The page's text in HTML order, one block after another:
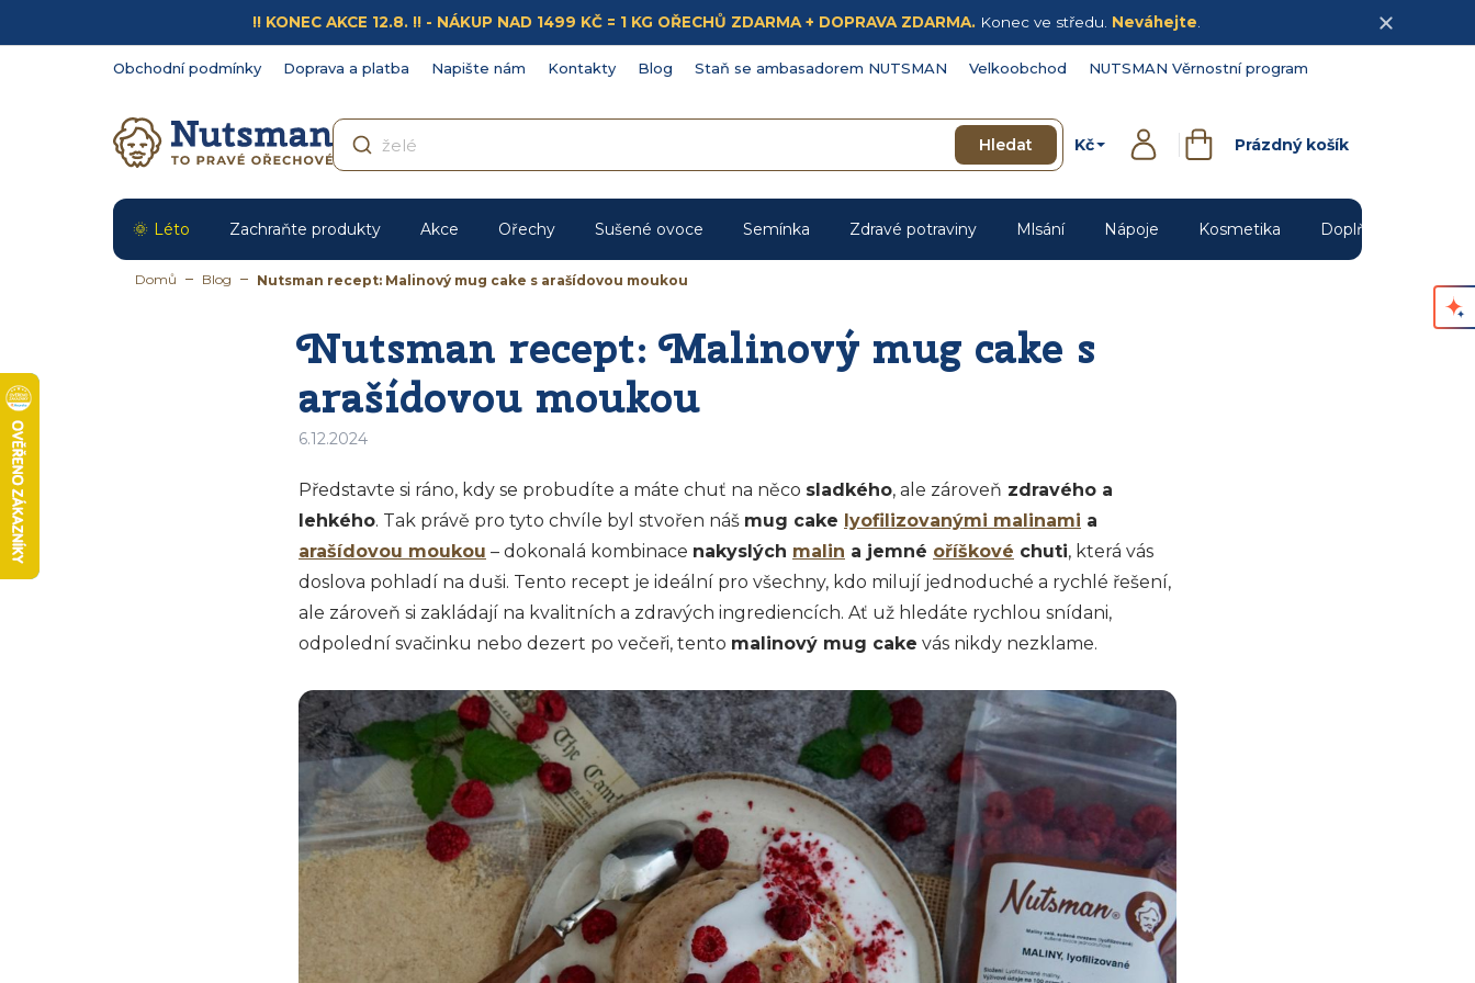
obsah
!! KONEC AKCE 12.8. !! - NÁKUP NAD 1499 KČ = 1 KG OŘECHŮ ZDARMA + DOPRAVA ZDARMA. Konec ve středu. Neváhejte
Obchodní podmínky Doprava a platba Napište nám Kontakty Blog Staň se ambasadorem NUTSMAN Velkoobchod NUTSMAN Věrnostní program
Hledat Kč
PřihlášeníNákupní
Prázdný košík
Léto Zachraňte produkty Akce Ořechy Sušené ovoce Semínka Zdravé potraviny Mlsání Nápoje Kosmetika Doplňky
Domů Blog Nutsman recept: Malinový mug cake s arašídovou moukou
Nutsman recept: Malinový mug cake s
arašídovou moukou
6.12.2024
Představte si ráno, kdy se probudíte a máte chuť na něco sladkého, ale zároveň zdravého a
lehkého. Tak právě pro tyto chvíle byl stvořen náš mug cake lyofilizovanými malinami a
arašídovou moukou – dokonalá kombinace nakyslých malin a jemné oříškové chuti, která vás
doslova pohladí na duši. Tento recept je ideální pro všechny, kdo milují jednoduché a rychlé řešení,
ale zároveň si zakládají na kvalitních a zdravých ingrediencích. Ať už hledáte rychlou snídani,
odpolední svačinku nebo dezert po večeři, tento malinový mug cake vás nikdy nezklame.